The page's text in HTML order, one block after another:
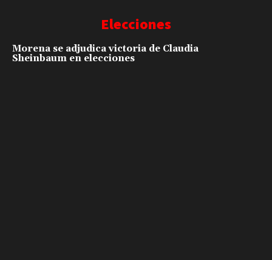
Elecciones
Morena se adjudica victoria de Claudia
Sheinbaum en elecciones